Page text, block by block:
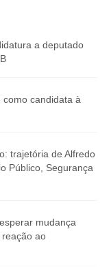
a deputado
como candidata à
trajetória de Alfredo
Público, Segurança
mudança
ao